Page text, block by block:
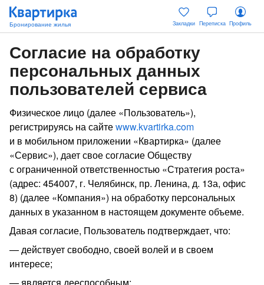
Закладки Переписка Профиль
Согласие на обработку
персональных данных
пользователей сервиса
Физическое лицо (далее «Пользователь»),
регистрируясь на сайтеwww.kvartirka.com
и в мобильном приложении «Квартирка» (далее
«Сервис»), дает свое согласие Обществу
с ограниченной ответственностью «Стратегия роста»
(адрес: 454007, г. Челябинск, пр. Ленина, д. 13а, офис
8) (далее «Компания») на обработку персональных
данных в указанном в настоящем документе объеме.
Давая согласие, Пользователь подтверждает, что:
действует свободно, своей волей и в своем
интересе;